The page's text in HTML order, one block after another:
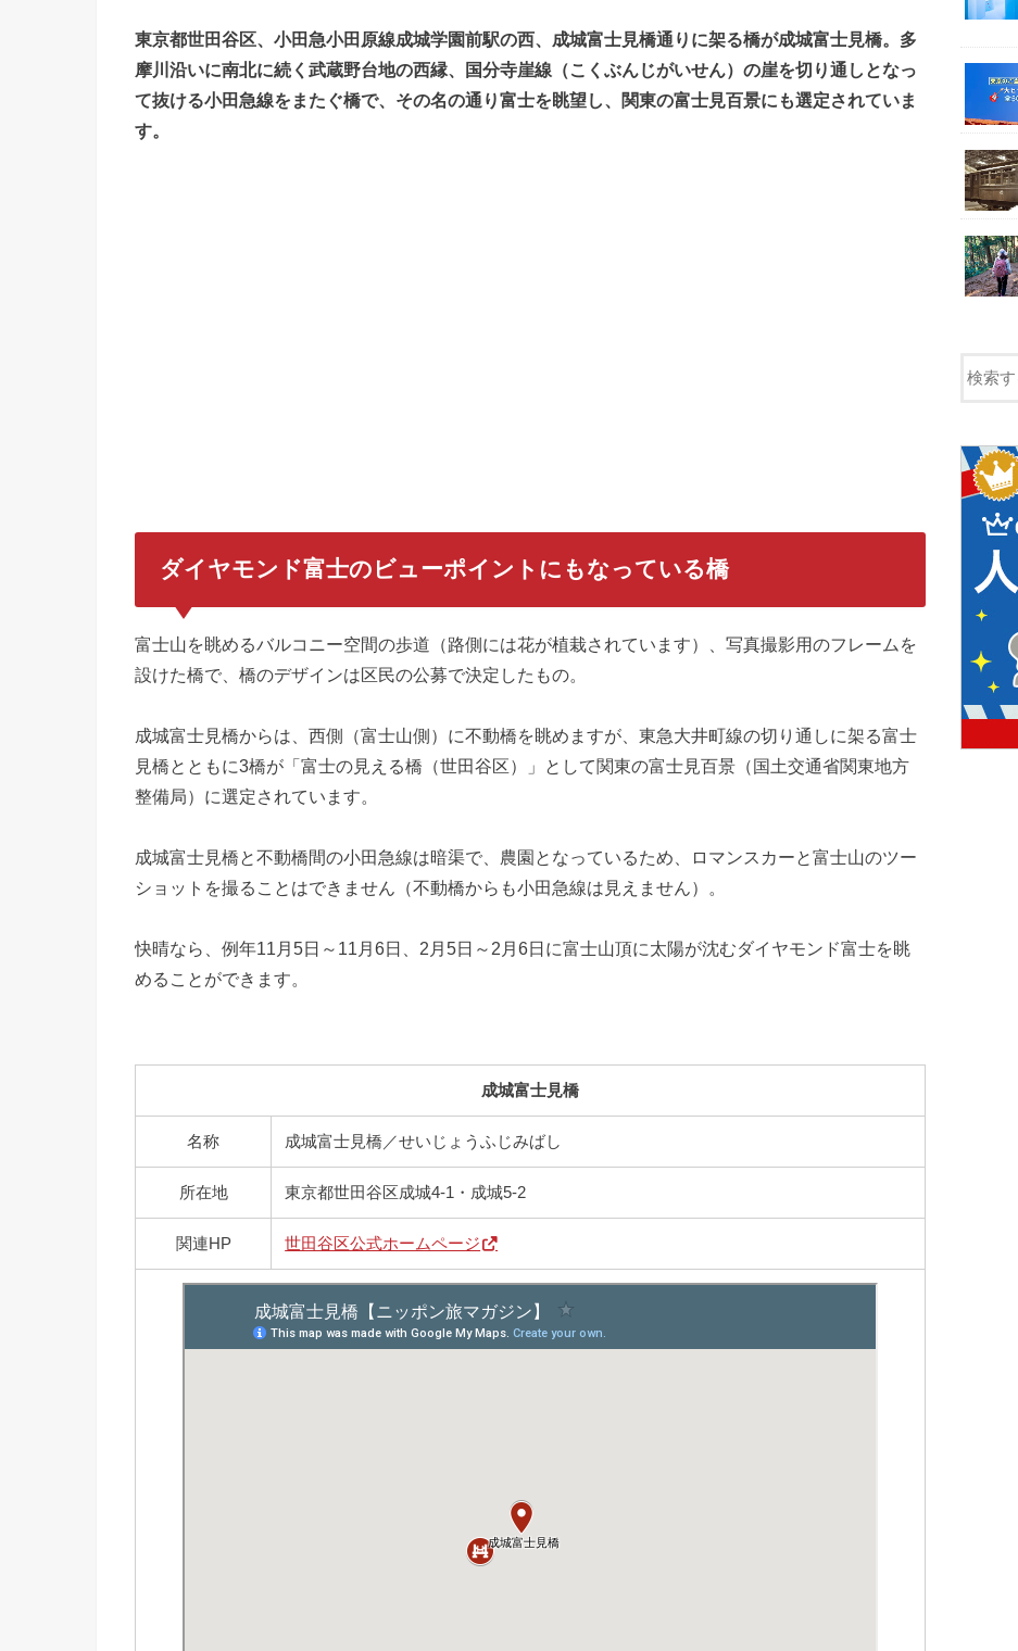
東京都世田谷区、小田急小田原線成城学園前駅の西、成城富士見橋通りに架る橋が成城富士見橋。多
摩川沿いに南北に続く武蔵野台地の西縁、国分寺崖線（こくぶんじがいせん）の崖を切り通しとなっ
て抜ける小田急線をまたぐ橋で、その名の通り富士を眺望し、関東の富士見百景にも選定されていま
す。
ダイヤモンド富士のビューポイントにもなっている橋
富士山を眺めるバルコニー空間の歩道（路側には花が植栽されています）、写真撮影用のフレームを
設けた橋で、橋のデザインは区民の公募で決定したもの。
成城富士見橋からは、西側（富士山側）に不動橋を眺めますが、東急大井町線の切り通しに架る富士
見橋とともに3橋が「富士の見える橋（世田谷区）」として関東の富士見百景（国土交通省関東地方
整備局）に選定されています。
成城富士見橋と不動橋間の小田急線は暗渠で、農園となっているため、ロマンスカーと富士山のツー
ショットを撮ることはできません（不動橋からも小田急線は見えません）。
快晴なら、例年11月5日～ 11月6日、2月5日～ 2月6日に富士山頂に太陽が沈むダイヤモンド富士を眺
めることができます。
成城富士見橋
名称 成城富士見橋／せいじょうふじみばし
所在地 東京都世田谷区成城4-1・成城5-2
関連HP 世田谷区公式ホームページ